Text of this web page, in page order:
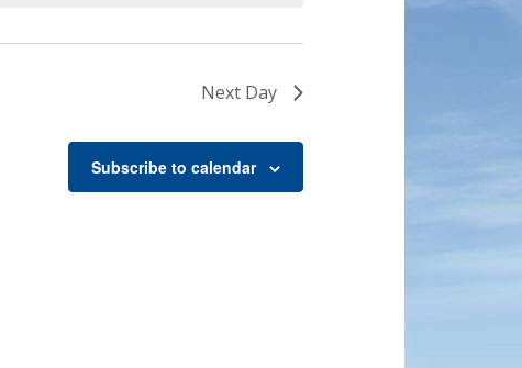
Next Day
Subscribe to calendar